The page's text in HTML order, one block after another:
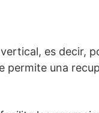
es decir,
una